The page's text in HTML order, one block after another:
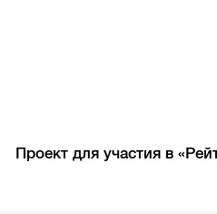
Проект для участия в